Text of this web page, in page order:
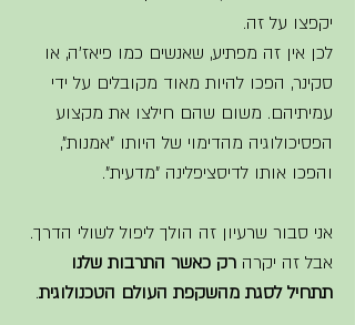
יקפצו על זה.
לכן אין זה מפתיע, שאנשים כמו פיאז'ה, או
סקינר, הפכו להיות מאוד מקובלים על ידי
עמיתיהם. משום שהם חילצו את מקצוע
הפסיכולוגיה מהדימוי של היותו "אמנות",
והפכו אותו לדיסציפלינה "מדעית".
אני סבור שרעיון זה הולך ליפול לשולי הדרך.
אבל זה יקרה רק כאשר התרבות שלנו
תתחיל לסגת מהשקפת העולם הטכנולוגית.